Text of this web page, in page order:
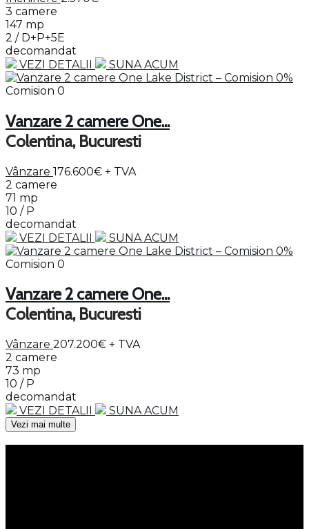
3 camere
147 mp
2 / D+P+5E
decomandat
VEZI DETALII
SUNA ACUM
Comision 0
Vanzare 2 camere One...
Colentina, Bucuresti
Vânzare 176.600€ + TVA
2 camere
71 mp
10 / P
decomandat
VEZI DETALII
SUNA ACUM
Comision 0
Vanzare 2 camere One...
Colentina, Bucuresti
Vânzare 207.200€ + TVA
2 camere
73 mp
10 / P
decomandat
VEZI DETALII
SUNA ACUM
Vezi mai multe